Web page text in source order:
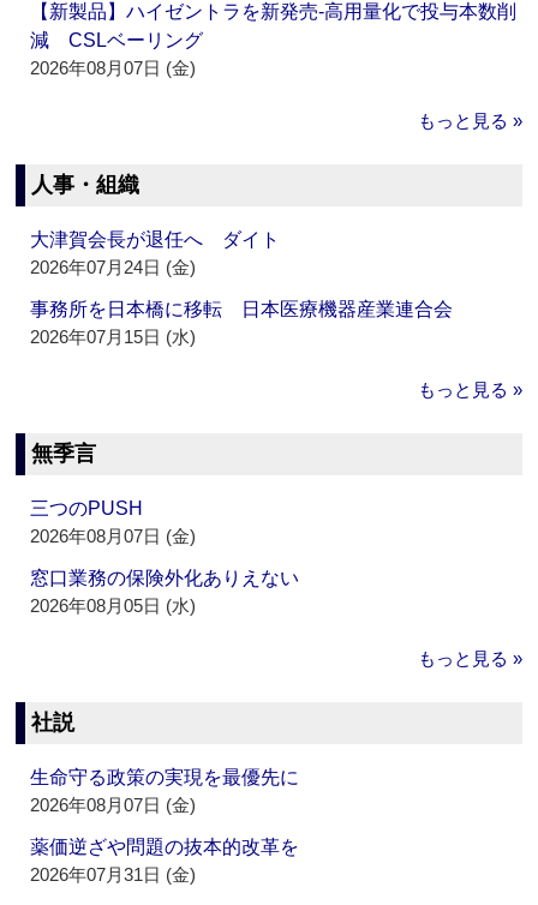
【新製品】ハイゼントラを新発売‐高用量化で投与本数削
減 CSLベーリング
2026年08月07日 (金)
もっと見る »
人事・組織
大津賀会長が退任へ ダイト
2026年07月24日 (金)
事務所を日本橋に移転 日本医療機器産業連合会
2026年07月15日 (水)
もっと見る »
無季言
三つのPUSH
2026年08月07日 (金)
窓口業務の保険外化ありえない
2026年08月05日 (水)
もっと見る »
社説
生命守る政策の実現を最優先に
2026年08月07日 (金)
薬価逆ざや問題の抜本的改革を
2026年07月31日 (金)